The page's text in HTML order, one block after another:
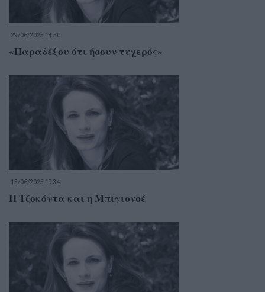
29/06/2025 14:50
«Παραδέξου ότι ήσουν τυχερός»
15/06/2025 19:34
Η Τζοκόντα και η Μπιγιονσέ